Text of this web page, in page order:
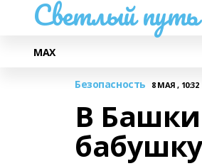
Светлый путь
МАХ
Безопасность 8 МАЯ , 10:32
В